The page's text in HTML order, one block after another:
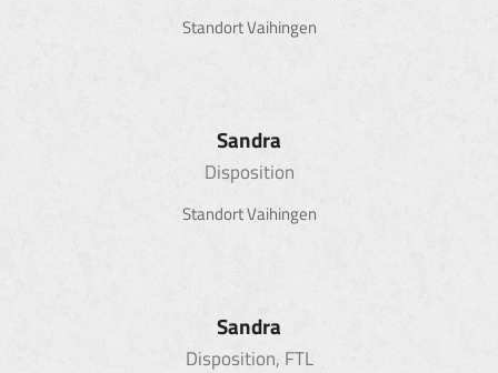
Standort Vaihingen
Sandra
Disposition
Standort Vaihingen
Sandra
Disposition, FTL